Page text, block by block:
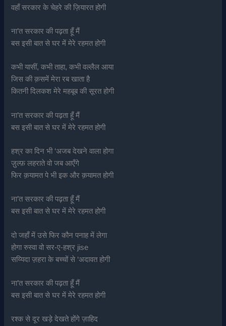
वहाँ सरकार के चेहरे की ज़ियारत होगी
ना’त सरकार की पढ़ता हूँ मैं
बस इसी बात से घर में मेरे रहमत होगी
कभी यासीं, कभी ताहा, कभी वल्लैल आया
जिस की क़समें मेरा रब खाता है
कितनी दिलकश मेरे महबूब की सूरत होगी
ना’त सरकार की पढ़ता हूँ मैं
बस इसी बात से घर में मेरे रहमत होगी
हश्र का दिन भी ‘अजब देखने वाला होगा
ज़ुल्फ़ लहराते वो जब आएँगे
फिर क़यामत पे भी इक और क़यामत होगी
ना’त सरकार की पढ़ता हूँ मैं
बस इसी बात से घर में मेरे रहमत होगी
दो जहाँ में उसे फिर कौन पनाह में लेगा
होगा रुस्वा वो सर-ए-हश्र jise
सय्यिदा ज़हरा के बच्चों से ‘अदावत होगी
ना’त सरकार की पढ़ता हूँ मैं
बस इसी बात से घर में मेरे रहमत होगी
रश्क से दूर खड़े देखते होंगे ज़ाहिद